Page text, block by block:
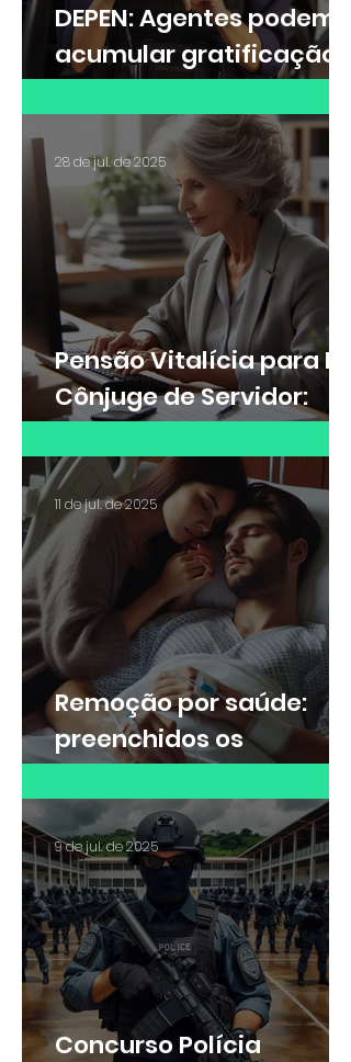
DEPEN: Agentes podem
acumular gratificação
de Raio-X e adicional de
insalubridade?
Pensão Vitalícia para Ex-
Cônjuge de Servidor:
Saiba quando é possível
receber
28 de jul. de 2025
Remoção por saúde:
preenchidos os
requisitos da lei, não
cabe negativa da
Administração Pública
11 de jul. de 2025
Concurso Polícia
9 de jul. de 2025